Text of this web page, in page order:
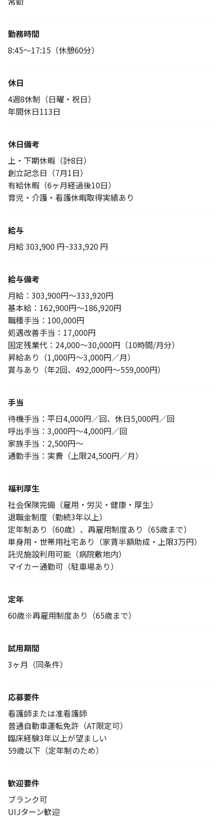
勤務時間
8:45～17:15（休憩60分）
休日
4週8休制（日曜・祝日）
年間休日113日
休日備考
上・下期休暇（計8日）
創立記念日（7月1日）
有給休暇（6ヶ月経過後10日）
育児・介護・看護休暇取得実績あり
給与
月給 303,900 円~333,920 円
給与備考
月給：303,900円〜333,920円
基本給：162,900円～186,920円
職種手当：100,000円
処遇改善手当：17,000円
固定残業代：24,000～30,000円（10時間/月分）
昇給あり（1,000円～3,000円／月）
賞与あり（年2回、492,000円～559,000円）
手当
待機手当：平日4,000円／回、休日5,000円／回
呼出手当：3,000円～4,000円／回
家族手当：2,500円～
通勤手当：実費（上限24,500円／月）
福利厚生
社会保険完備（雇用・労災・健康・厚生）
退職金制度（勤続3年以上）
定年制あり（60歳）、再雇用制度あり（65歳まで）
単身用・世帯用社宅あり（家賃半額助成・上限3万円）
託児施設利用可能（病院敷地内）
マイカー通勤可（駐車場あり）
定年
60歳※再雇用制度あり（65歳まで）
試用期間
3ヶ月（同条件）
応募要件
看護師または准看護師
普通自動車運転免許（AT限定可）
臨床経験3年以上が望ましい
59歳以下（定年制のため）
歓迎要件
ブランク可
UIJターン歓迎